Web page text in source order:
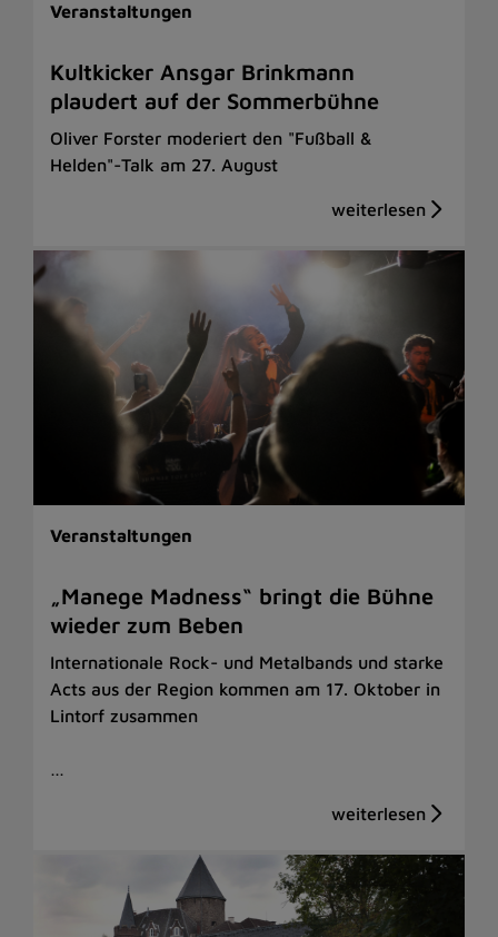
Veranstaltungen
Kultkicker Ansgar Brinkmann
plaudert auf der Sommerbühne
Oliver Forster moderiert den "Fußball &
Helden"-Talk am 27. August
Veranstaltungen
„Manege Madness“ bringt die Bühne
wieder zum Beben
Internationale Rock- und Metalbands und starke
Acts aus der Region kommen am 17. Oktober in
Lintorf zusammen
…